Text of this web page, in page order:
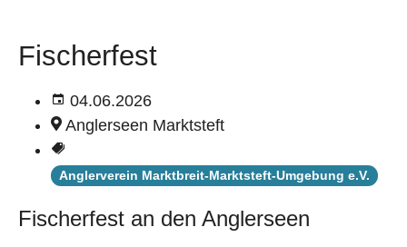
Fischerfest
04.06.2026
Anglerseen Marktsteft
Anglerverein Marktbreit-Marktsteft-Umgebung e.V.
Fischerfest an den Anglerseen